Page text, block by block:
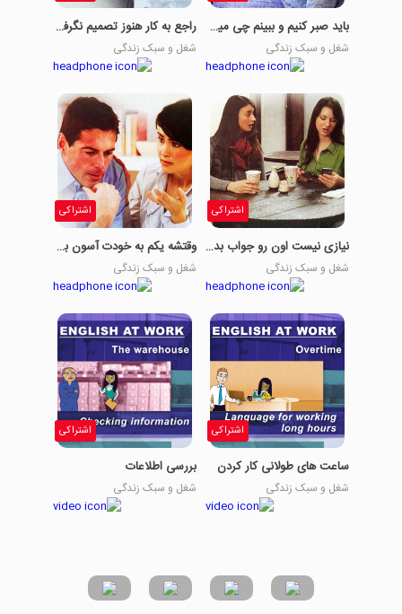
باید صبر کنیم و ببینم چی میشه.
شغل و سبک زندگی
راجع به کار هنوز تصمیم نگرفتی؟
شغل و سبک زندگی
اشتراکی
نیازی نیست اون رو جواب بدی؟
شغل و سبک زندگی
اشتراکی
وقتشه یکم به خودت آسون بگیری.
شغل و سبک زندگی
اشتراکی
ساعت های طولانی کار کردن
شغل و سبک زندگی
اشتراکی
بررسی اطلاعات
شغل و سبک زندگی